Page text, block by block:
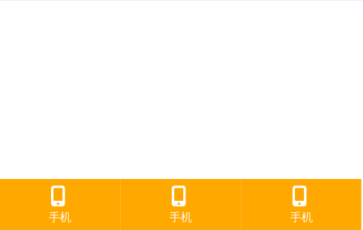
手机 手机 手机